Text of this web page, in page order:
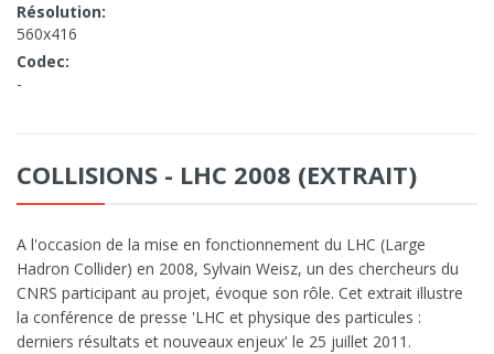
Résolution:
560x416
Codec:
-
COLLISIONS - LHC 2008 (EXTRAIT)
A l'occasion de la mise en fonctionnement du LHC (Large
Hadron Collider) en 2008, Sylvain Weisz, un des chercheurs du
CNRS participant au projet, évoque son rôle. Cet extrait illustre
la conférence de presse 'LHC et physique des particules :
derniers résultats et nouveaux enjeux' le 25 juillet 2011.